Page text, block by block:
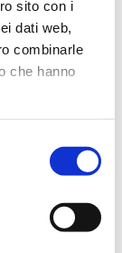
sito con i
dati web,
combinarle
che hanno